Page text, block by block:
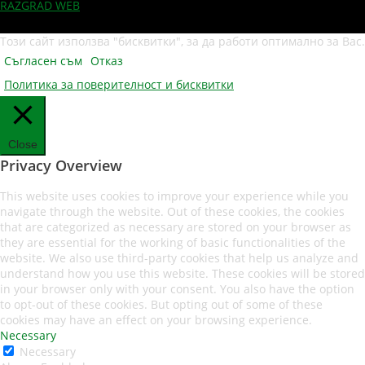
RAZGRAD WEB
Този сайт използва "бисквитки", за да работи оптимално за Вас.
Съгласен съм Отказ
Политика за поверителност и бисквитки
Close
Privacy Overview
This website uses cookies to improve your experience while you
navigate through the website. Out of these cookies, the cookies
that are categorized as necessary are stored on your browser as
they are essential for the working of basic functionalities of the
website. We also use third-party cookies that help us analyze and
understand how you use this website. These cookies will be stored
in your browser only with your consent. You also have the option
to opt-out of these cookies. But opting out of some of these
cookies may have an effect on your browsing experience.
Necessary
Necessary